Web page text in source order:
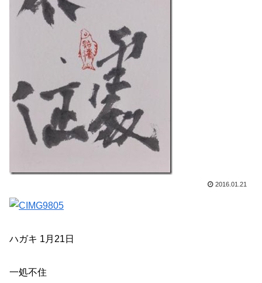
2016.01.21
ハガキ 1月21日
一処不住